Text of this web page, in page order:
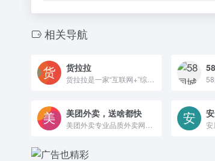
相关导航
货拉拉
美团外卖，送啥都快